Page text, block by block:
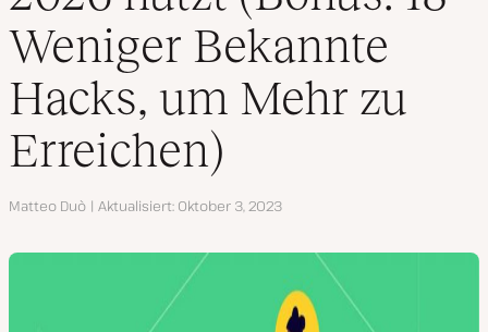
Weniger Bekannte
Hacks, um Mehr zu
Erreichen)
Autor
Matteo Duò Aktualisiert Oktober 3, 2023